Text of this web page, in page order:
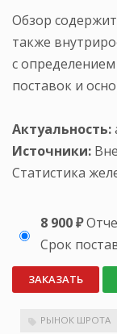
Обзор
также
с
поставок и
Актуальность:
Источники:
Статистика
8 900 ₽
Срок
ЗАКАЗАТЬ
РЫНОК ШРОТА